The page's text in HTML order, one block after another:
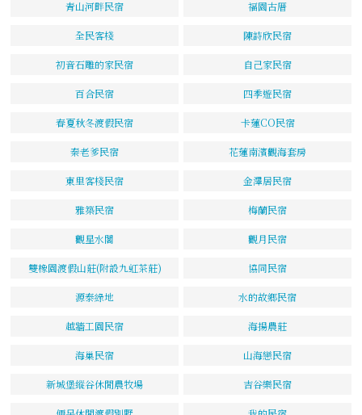
青山河畔民宿 福園古厝
全民客棧 陳詩欣民宿
初音石雕的家民宿 自己家民宿
百合民宿 四季遊民宿
春夏秋冬渡假民宿 卡蓮CO民宿
秦老爹民宿 花蓮南濱觀海套房
東里客棧民宿 金澤居民宿
雅築民宿 梅蘭民宿
觀星水閣 觀月民宿
雙橡園渡假山莊(附設九虹茶莊) 協同民宿
源泰綠地 水的故鄉民宿
越牆工園民宿 海揚農莊
海巢民宿 山海戀民宿
新城堡縱谷休閒農牧場 吉谷樂民宿